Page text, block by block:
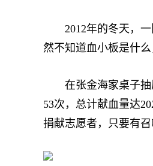
2012年的冬天，一
然不知道血小板是什
在张金海家桌子抽屉
53次，总计献血量达
捐献志愿者，只要有召